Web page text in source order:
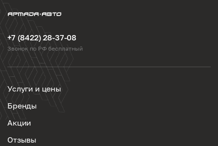
+7 (8422) 28-37-08
Звонок по РФ бесплатный
Услуги и цены
Бренды
Акции
Отзывы